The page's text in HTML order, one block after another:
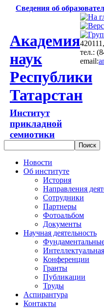
Сведения об
Академия
наук
Республики
Татарстан
Институт
прикладной
семиотики
тел.:
email:
Новости
Об институте
История
Направления
Сотрудники
Партнеры
Фотоальбом
Документы
Научная деятельность
Конференции
Гранты
Публикации
Труды
Аспирантура
Контакты